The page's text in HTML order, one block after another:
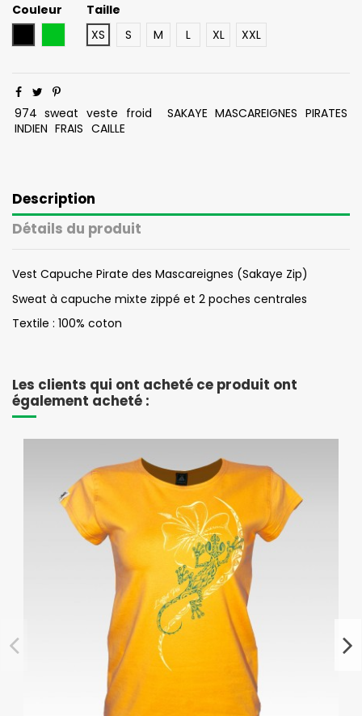
Couleur
Taille
XS
S M L XL XXL
974 sweat veste froid SAKAYE MASCAREIGNES PIRATES
INDIEN FRAIS CAILLE
Description
Détails du produit
Vest Capuche Pirate des Mascareignes (Sakaye Zip)
Sweat à capuche mixte zippé et 2 poches centrales
Textile : 100% coton
Les clients qui ont acheté ce produit ont
également acheté :